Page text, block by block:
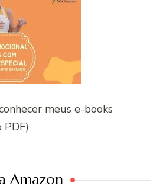
meus e-books
PDF)
Amazon